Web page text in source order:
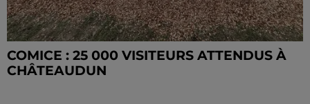
COMICE : 25 000 VISITEURS ATTENDUS À
CHÂTEAUDUN